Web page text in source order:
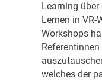
Learning
Lernen in
Workshops
welches der